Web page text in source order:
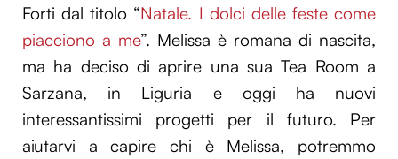
Forti dal titolo “Natale. I dolci delle feste come
piacciono a me”. Melissa è romana di nascita,
ma ha deciso di aprire una sua Tea Room a
Sarzana, in Liguria e oggi ha nuovi
interessantissimi progetti per il futuro. Per
aiutarvi a capire chi è Melissa, potremmo